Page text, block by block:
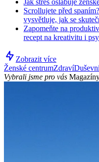
Scrollujete před
vysvětluje, jak se
Zapomeňte na
recept na kreativitu i
Zobrazit více
Ženské centrumZdraví
Vybrali jsme pro vás